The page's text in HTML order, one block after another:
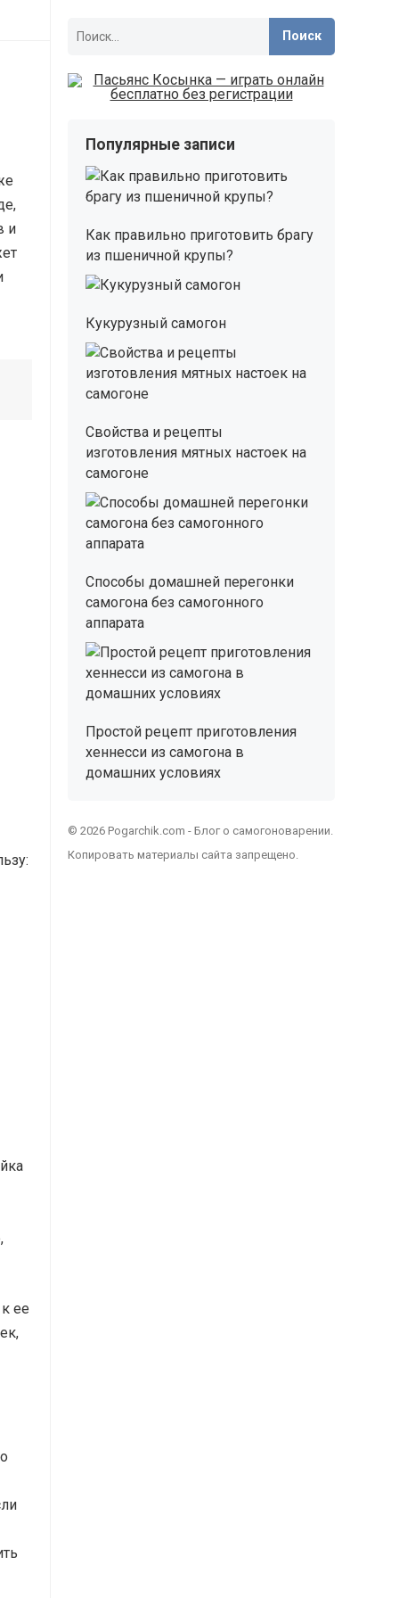
и
ее
Популярные записи
Как правильно приготовить брагу
из пшеничной крупы?
Кукурузный самогон
Свойства и рецепты
изготовления мятных настоек на
самогоне
Способы домашней перегонки
самогона без самогонного
аппарата
Простой рецепт приготовления
хеннесси из самогона в
домашних условиях
© 2026 Pogarchik.com - Блог о самогоноварении.
Копировать материалы сайта запрещено.